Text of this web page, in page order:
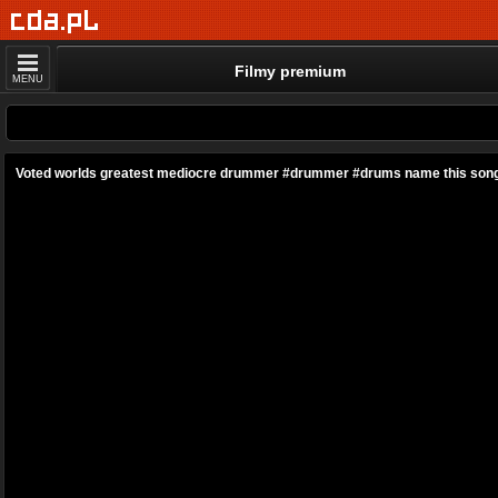
MENU Filmy premium
Voted worlds greatest mediocre drummer #drummer #drums name this